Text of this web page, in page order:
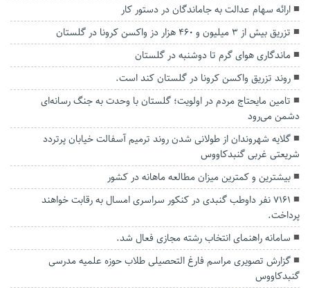
ارائه سهام عدالت به جاماندگان در دستور کار
تزریق بیش از ۳ میلیون و ۴۶۰ هزار دز واکسن کرونا در گلستان
ماندگاری هوای گرم تا دوشنبه در گلستان
روند تزریق واکسن کرونا در گلستان کند است.
تامین مایحتاج مردم در اولویت؛ گلستان با وحدت به جنگ رسانه‌ای
دشمن می‌رود
گلایه شهروندان از طولانی شدن روند ترمیم آسفالت خیابان پرتردد
شریعتی غربی گنبدکاووس
بیشترین و کمترین میزان مطالعه ماهانه در کشور
۷۱۶۱ نفر داوطب گنبدی در کنکور سراسری امسال به رقابت خواهند
پرداخت.
سامانه راهنمای انتخاب رشته مجازی فعال شد.
گزارش تصویری مراسم فارغ التحصیلی طلاب حوزه علمیه مدرسی
گنبدکاووس